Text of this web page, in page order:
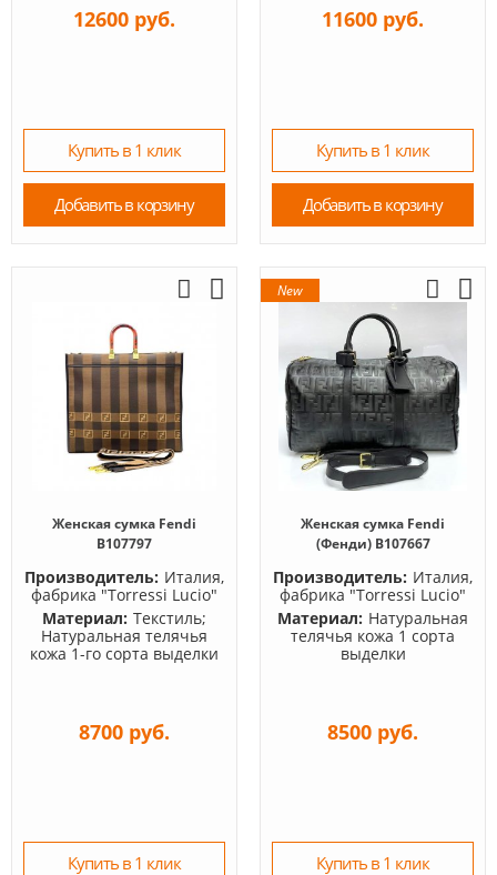
12600 руб.
Купить в 1 клик
Добавить в корзину
11600 руб.
Купить в 1 клик
Добавить в корзину
Женская сумка Fendi
B107797
Производитель: Италия,
фабрика "Torressi Lucio"
Материал: Текстиль;
Натуральная телячья
кожа 1-го сорта выделки
8700 руб.
Купить в 1 клик
New
Женская сумка Fendi
(Фенди) B107667
Производитель: Италия,
фабрика "Torressi Lucio"
Материал: Натуральная
телячья кожа 1 сорта
выделки
8500 руб.
Купить в 1 клик